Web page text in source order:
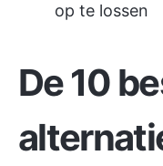
op te lossen
De 10